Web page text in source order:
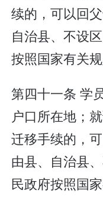
续的，可以回
自治县、不设
按照国家有关规
第四十一条 学
户口所在地；
迁移手续的，
由县、自治县
民政府按照国